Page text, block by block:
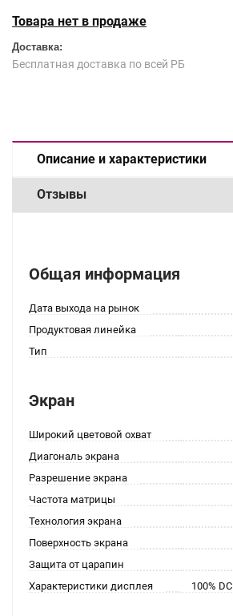
Товара нет в продаже
Доставка:
Бесплатная доставка по всей РБ
Описание и характеристики
Отзывы
Общая информация
Дата выхода на рынок
Продуктовая линейка
Тип
Экран
Широкий цветовой охват
Диагональ экрана
Разрешение экрана
Частота матрицы
Технология экрана
Поверхность экрана
Защита от царапин
Характеристики дисплея
100%